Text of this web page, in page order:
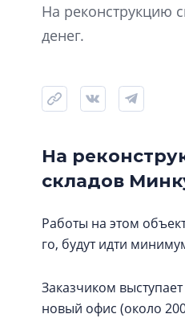
На реконструкцию
денег.
На
складов
Работы на этом
го, будут идти
Заказчиком
новый офис (около